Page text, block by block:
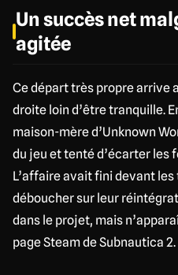
Un succès net
agitée
Ce départ très propre arrive
droite loin d’être tranquille.
maison-mère d’Unknown
du jeu et tenté d’écarter les
L’affaire avait fini devant
déboucher sur leur
dans le projet, mais
page Steam de Subnautica 2.